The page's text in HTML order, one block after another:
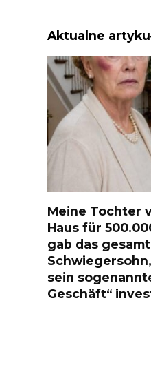
Aktualne
Meine Tochter
Haus für
gab das
sein
Geschäft“